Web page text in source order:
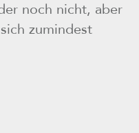
noch nicht, aber
zumindest